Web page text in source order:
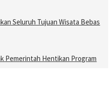
Seluruh Tujuan Wisata Bebas
Pemerintah Hentikan Program